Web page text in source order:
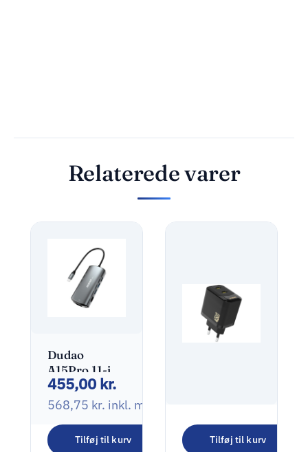
Relaterede varer
Dudao
A15Pro 11-in-
1 Type-C
Adapter
Dockingstation
455,00 kr.
568,75 kr. inkl. moms
Tilføj til kurv
Dudao
A28PEUTilføj til kurv